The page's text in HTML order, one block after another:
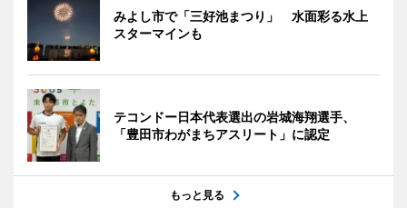
みよし市で「三好池まつり」 水面彩る水上
スターマインも
テコンドー日本代表選出の岩城海翔選手、
「豊田市わがまちアスリート」に認定
もっと見る